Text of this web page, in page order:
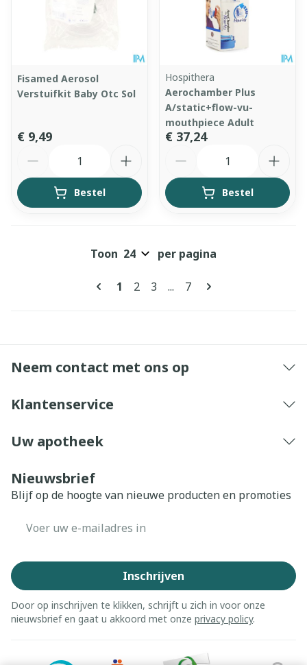
Fisamed Aerosol
Verstuifkit Baby Otc Sol
€ 9,49
Bestel
Hospithera
Aerochamber Plus
A/static+flow-vu-
mouthpiece Adult
€ 37,24
Bestel
Pagina's
U lees momenteel pagina
1 Pagina
2 Pagina
3 ... Pagina
7
Toon per pagina
Neem contact met ons op
Klantenservice
Uw apotheek
Nieuwsbrief
Blijf op de hoogte van nieuwe producten en promoties
Inschrijven
Door op inschrijven te klikken, schrijft u zich in voor onze
nieuwsbrief en gaat u akkoord met onze privacy policy.